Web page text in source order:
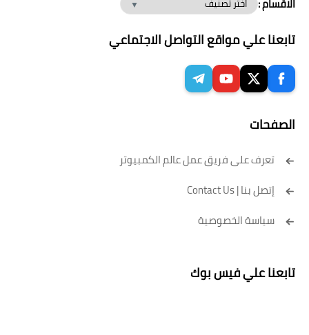
تابعنا علي مواقع التواصل الاجتماعي
الصفحات
تعرف على فريق عمل عالم الكمبيوتر
إتصل بنا | Contact Us
سياسة الخصوصية
تابعنا علي فيس بوك